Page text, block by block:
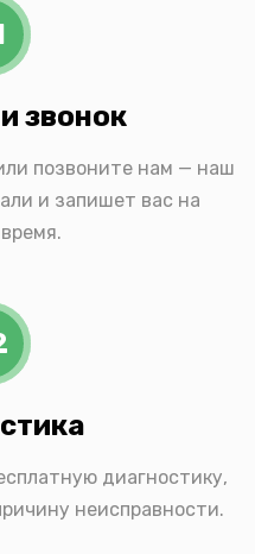
звонок
позвоните нам — наш
и запишет вас на
диагностику,
неисправности.